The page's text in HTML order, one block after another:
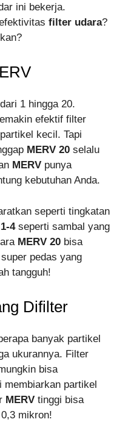
ini bekerja.
filter udara?
1 hingga 20.
efektif filter
kecil. Tapi
MERV 20 selalu
MERV punya
kebutuhan Anda.
seperti tingkatan
4seperti sambal yang
MERV 20 bisa
pedas yang
tangguh!
Difilter
banyak partikel
ukurannya. Filter
bisa
membiarkan partikel
MERV tinggi bisa
mikron!